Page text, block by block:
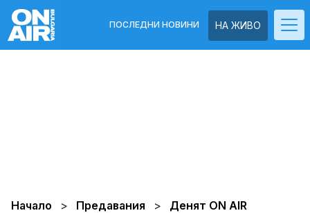
НА ЖИВО
ПОСЛЕДНИ НОВИНИ
Начало Предавания Денят ON AIR